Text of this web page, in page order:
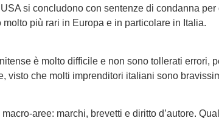
si concludono con sentenze di condanna
più rari in Europa e in particolare in Italia.
è molto difficile e non sono tollerati errori,
visto che molti imprenditori italiani sono
aree: marchi, brevetti e diritto d’autore.